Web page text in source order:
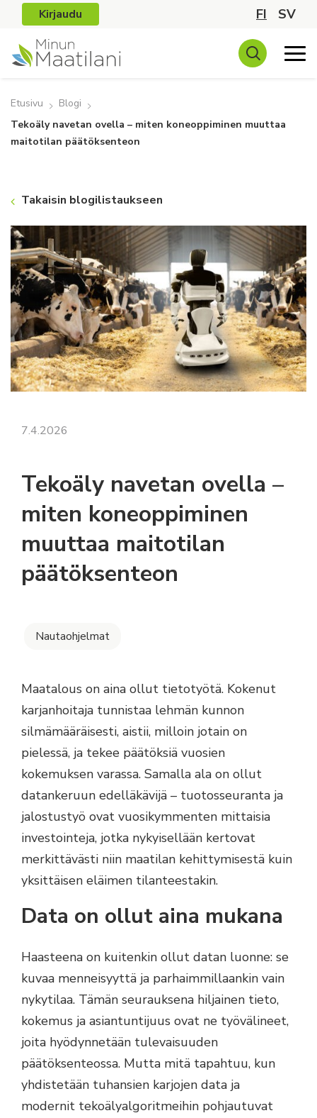
Kirjaudu FI SV
Etusivu
Blogi
Tekoäly navetan ovella – miten koneoppiminen muuttaa
maitotilan päätöksenteon
Takaisin blogilistaukseen
7.4.2026
Tekoäly navetan ovella –
miten koneoppiminen
muuttaa maitotilan
päätöksenteon
Nautaohjelmat
Maatalous on aina ollut tietotyötä. Kokenut
karjanhoitaja tunnistaa lehmän kunnon
silmämääräisesti, aistii, milloin jotain on
pielessä, ja tekee päätöksiä vuosien
kokemuksen varassa. Samalla ala on ollut
datankeruun edelläkävijä – tuotosseuranta ja
jalostustyö ovat vuosikymmenten mittaisia
investointeja, jotka nykyisellään kertovat
merkittävästi niin maatilan kehittymisestä kuin
yksittäisen eläimen tilanteestakin.
Data on ollut aina mukana
Haasteena on kuitenkin ollut datan luonne: se
kuvaa menneisyyttä ja parhaimmillaankin vain
nykytilaa. Tämän seurauksena hiljainen tieto,
kokemus ja asiantuntijuus ovat ne työvälineet,
joita hyödynnetään tulevaisuuden
päätöksenteossa. Mutta mitä tapahtuu, kun
yhdistetään tuhansien karjojen data ja
modernit tekoälyalgoritmeihin pohjautuvat